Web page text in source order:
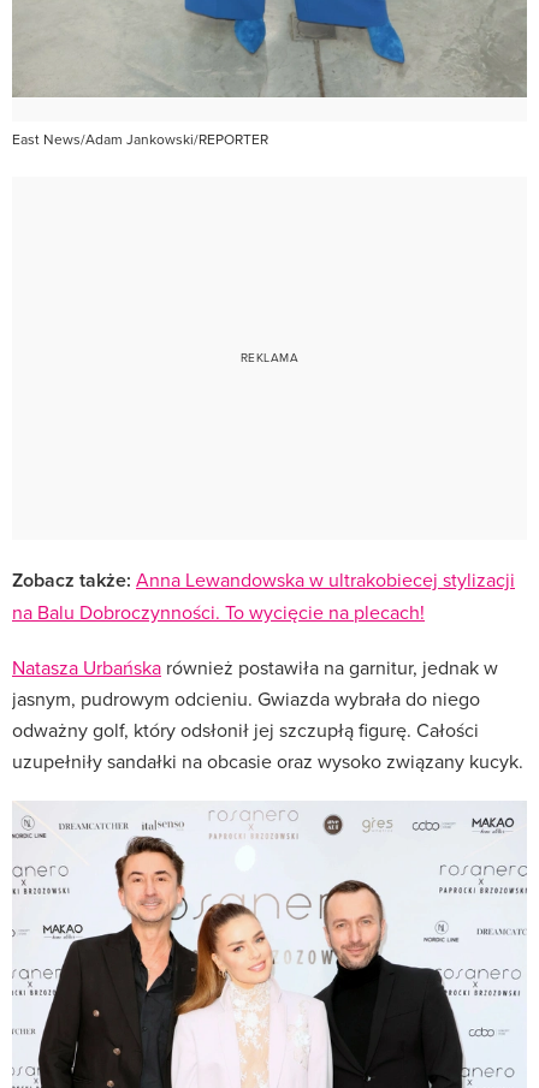
East News/Adam Jankowski/REPORTER
Zobacz także: Anna Lewandowska w ultrakobiecej stylizacji
na Balu Dobroczynności. To wycięcie na plecach!
Natasza Urbańska również postawiła na garnitur, jednak w
jasnym, pudrowym odcieniu. Gwiazda wybrała do niego
odważny golf, który odsłonił jej szczupłą figurę. Całości
uzupełniły sandałki na obcasie oraz wysoko związany kucyk.